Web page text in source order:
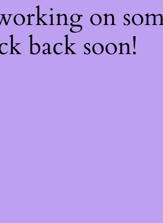
on
back soon!